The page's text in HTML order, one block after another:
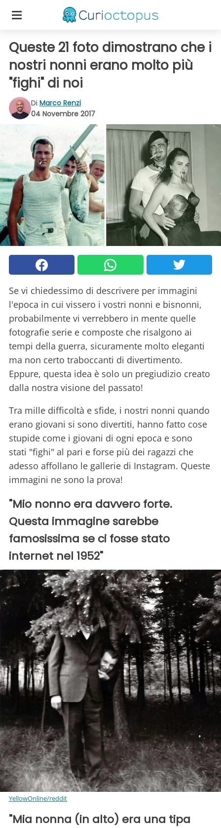
Queste 21 foto dimostrano che i
nostri nonni erano molto più
"fighi" di noi
Di Marco Renzi
04 Novembre 2017
Se vi chiedessimo di descrivere per immagini
l'epoca in cui vissero i vostri nonni e bisnonni,
probabilmente vi verrebbero in mente quelle
fotografie serie e composte che risalgono ai
tempi della guerra, sicuramente molto eleganti
ma non certo traboccanti di divertimento.
Eppure, questa idea è solo un pregiudizio creato
dalla nostra visione del passato!
Tra mille difficoltà e sfide, i nostri nonni quando
erano giovani si sono divertiti, hanno fatto cose
stupide come i giovani di ogni epoca e sono
stati "fighi" al pari e forse più dei ragazzi che
adesso affollano le gallerie di Instagram. Queste
immagini ne sono la prova!
"Mio nonno era davvero forte.
Questa immagine sarebbe
famosissima se ci fosse stato
internet nel 1952"
YellowOnline/reddit
"Mia nonna (in alto) era una tipa